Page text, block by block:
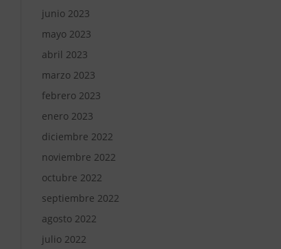
junio 2023
mayo 2023
abril 2023
marzo 2023
febrero 2023
enero 2023
diciembre 2022
noviembre 2022
octubre 2022
septiembre 2022
agosto 2022
julio 2022